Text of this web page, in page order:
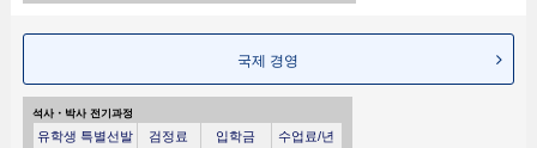
국제 경영
석사・박사 전기과정
유학생 특별선발 검정료 입학금 수업료/년